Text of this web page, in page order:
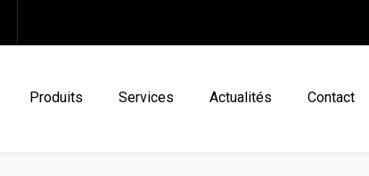
Produits Services Actualités Contact